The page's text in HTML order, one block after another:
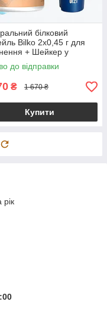
білковий
Bilko 2х0,45 г для
+ Шейкер у
до відправки
₴ 1 670 ₴
Купити
рік